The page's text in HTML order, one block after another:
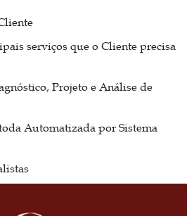
serviços que o Cliente precisa
Projeto e Análise de
Automatizada por Sistema